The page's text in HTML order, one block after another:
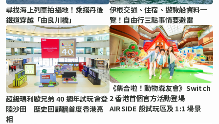
尋找海上列車拍攝地！乘搭丹後
鐵道穿越「由良川橋」
伊根交通、住宿、遊覽船資料一
覽！自由行三點事情要避雷
超級瑪利歐兄弟 40 週年試玩會登
陸沙田 歷史回顧牆首度香港亮
相
《集合啦！動物森友會》Switch
2 香港首個官方活動登場
AIRSIDE 設試玩區及 1:1 場景